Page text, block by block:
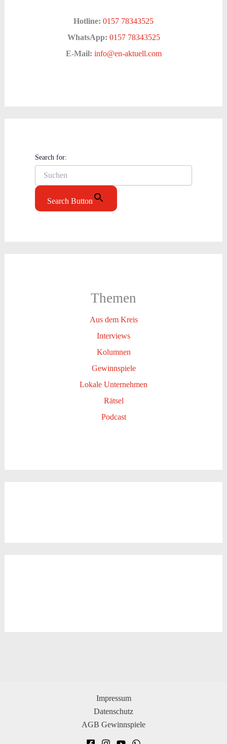
Hotline: 0157 78343525
WhatsApp: 0157 78343525
E-Mail: info@en-aktuell.com
Search for:
Search Button
Themen
Aus dem Kreis
Interviews
Kolumnen
Gewinnspiele
Lokale Unternehmen
Rätsel
Podcast
Impressum
Datenschutz
AGB Gewinnspiele